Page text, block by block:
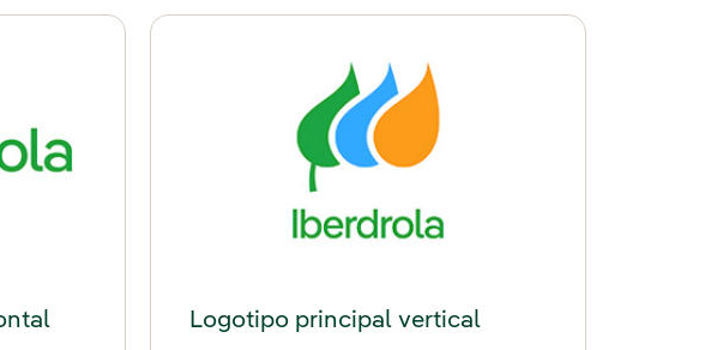
Logotipo principal vertical